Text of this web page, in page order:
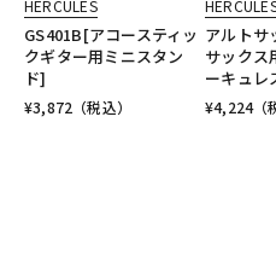
HERCULES
GS401B[アコースティッ
クギター用ミニスタン
ド]
¥3,872 （税込）
アルトサ
サックス
ーキュレ
¥4,224（